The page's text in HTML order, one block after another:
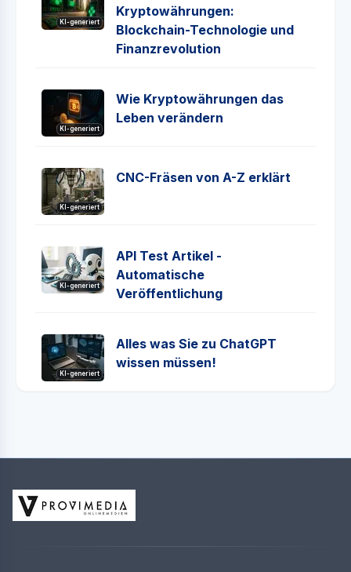
KI-generiert
Kryptowährungen:
Blockchain-Technologie und
Finanzrevolution
KI-generiert
Wie Kryptowährungen das
Leben verändern
KI-generiert
CNC-Fräsen von A-Z erklärt
KI-generiert
API Test Artikel -
Automatische
Veröffentlichung
KI-generiert
Alles was Sie zu ChatGPT
wissen müssen!